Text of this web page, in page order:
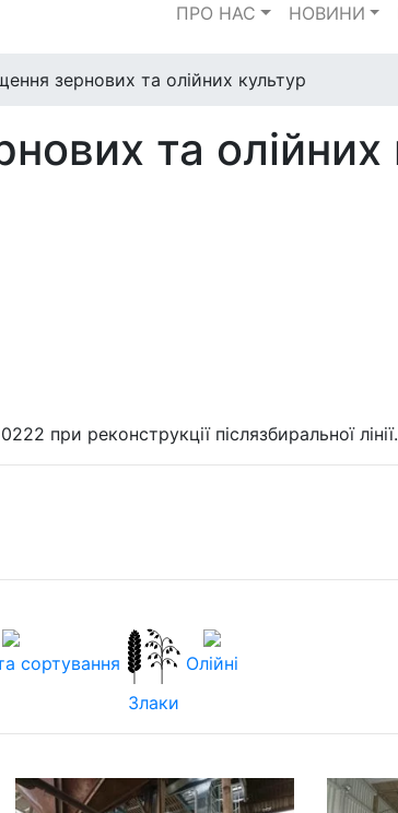
ПРО НАС НОВИНИ
зернових та олійних культур
та олійних
при реконструкції післязбиральної лінії.
сортування
Злаки
Олійні